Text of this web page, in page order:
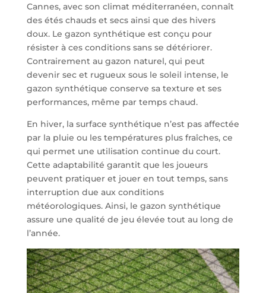
Cannes, avec son climat méditerranéen, connaît
des étés chauds et secs ainsi que des hivers
doux. Le gazon synthétique est conçu pour
résister à ces conditions sans se détériorer.
Contrairement au gazon naturel, qui peut
devenir sec et rugueux sous le soleil intense, le
gazon synthétique conserve sa texture et ses
performances, même par temps chaud.
En hiver, la surface synthétique n’est pas affectée
par la pluie ou les températures plus fraîches, ce
qui permet une utilisation continue du court.
Cette adaptabilité garantit que les joueurs
peuvent pratiquer et jouer en tout temps, sans
interruption due aux conditions
météorologiques. Ainsi, le gazon synthétique
assure une qualité de jeu élevée tout au long de
l’année.